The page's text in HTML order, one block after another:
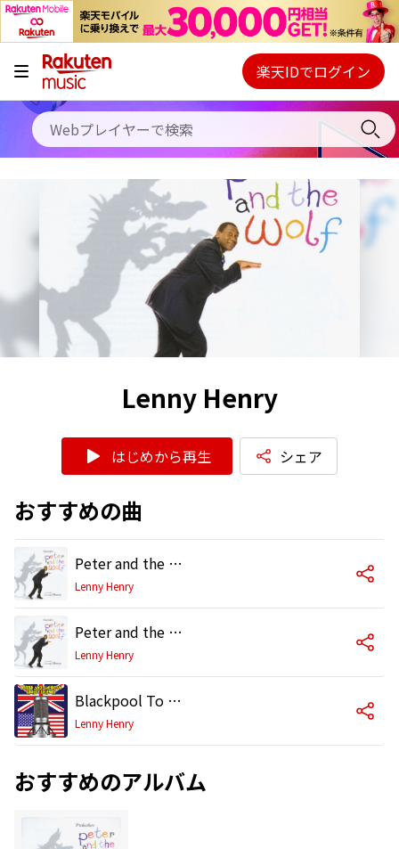
キャンペーン
料金プラン
使い方
初回30日間無料お試し
Webプレイヤー
ご契約内容の確認・変更
楽天IDでログイン
Lenny Henry
はじめから再生 シェア
おすすめの曲
Peter and the Wolf, Op. 67: Introduction
Lenny Henry
Peter and the Wolf, Op. 67
Lenny Henry
Blackpool To Jamaica
Lenny Henry
おすすめのアルバム